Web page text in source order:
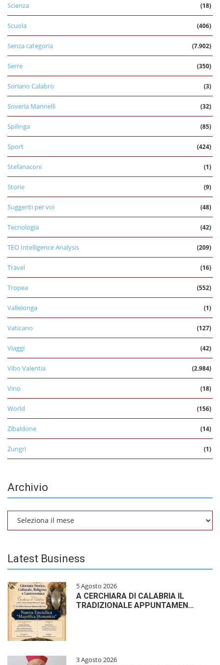
Scienza (18)
Scuola (406)
Senza categoria (7.902)
Serre (350)
Soriano Calabro (3)
Soveria Mannelli (32)
Spilinga (85)
Sport (424)
Stefanaconi (1)
Storie (9)
Suggeriti per voi (48)
Tecnologia (42)
TEO Intelligence Analysis (209)
Travel (16)
Tropea (552)
Vallelonga (1)
Vaticano (127)
Viaggi (42)
Vibo Valentia (2.984)
Vino (18)
World (156)
Zibaldone (14)
Zungri (1)
Archivio
Archivio
Latest Business
5 Agosto 2026
A CERCHIARA DI CALABRIA IL
TRADIZIONALE APPUNTAMEN…
3 Agosto 2026